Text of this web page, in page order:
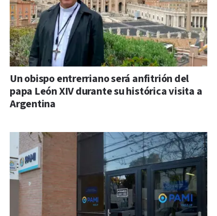
Un obispo entrerriano será anfitrión del
papa León XIV durante su histórica visita a
Argentina